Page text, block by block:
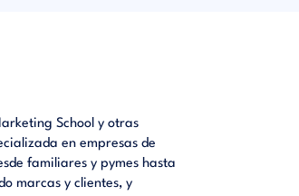
School y otras
en empresas de
familiares y pymes hasta
marcas y clientes, y